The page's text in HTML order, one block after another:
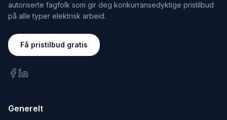
autoriserte fagfolk som gir deg konkurransedyktige pristilbud
på alle typer elektrisk arbeid.
Få pristilbud gratis
Generelt